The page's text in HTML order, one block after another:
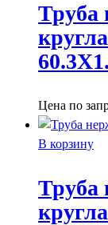
Труба
Цена по
В корзину
Труба